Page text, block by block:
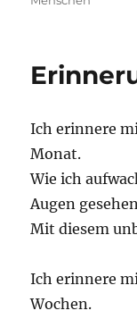
Ich erinnere
Monat.
Wie ich
Augen
Mit diesem
Ich erinnere
Wochen.